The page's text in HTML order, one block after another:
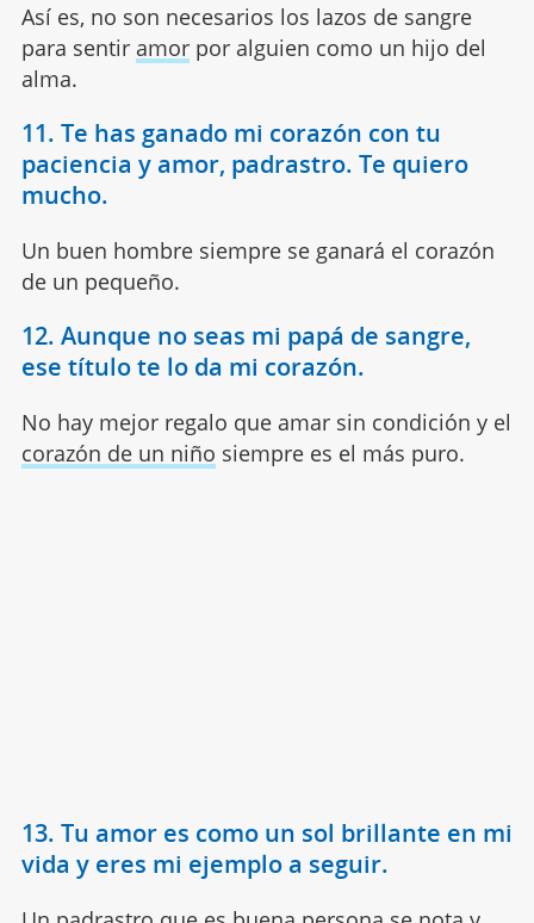
Así es, no son necesarios los lazos de sangre
para sentir amorpor alguien como un hijo del
alma.
11. Te has ganado mi corazón con tu
paciencia y amor, padrastro. Te quiero
mucho.
Un buen hombre siempre se ganará el corazón
de un pequeño.
12. Aunque no seas mi papá de sangre,
ese título te lo da mi corazón.
No hay mejor regalo que amar sin condición y el
corazón de un niño siempre es el más puro.
13. Tu amor es como un sol brillante en mi
vida y eres mi ejemplo a seguir.